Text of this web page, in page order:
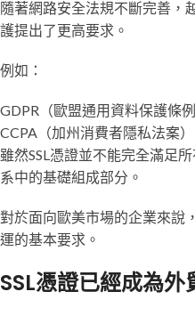
隨著網路安全法規不斷完善，
護提出了更高要求。
例如：
GDPR（歐盟通用資料保護條例
CCPA（加州消費者隱私法案）
雖然SSL憑證並不能完全滿足
系中的基礎組成部分。
對於面向歐美市場的企業來說
運的基本要求。
SSL憑證已經成為